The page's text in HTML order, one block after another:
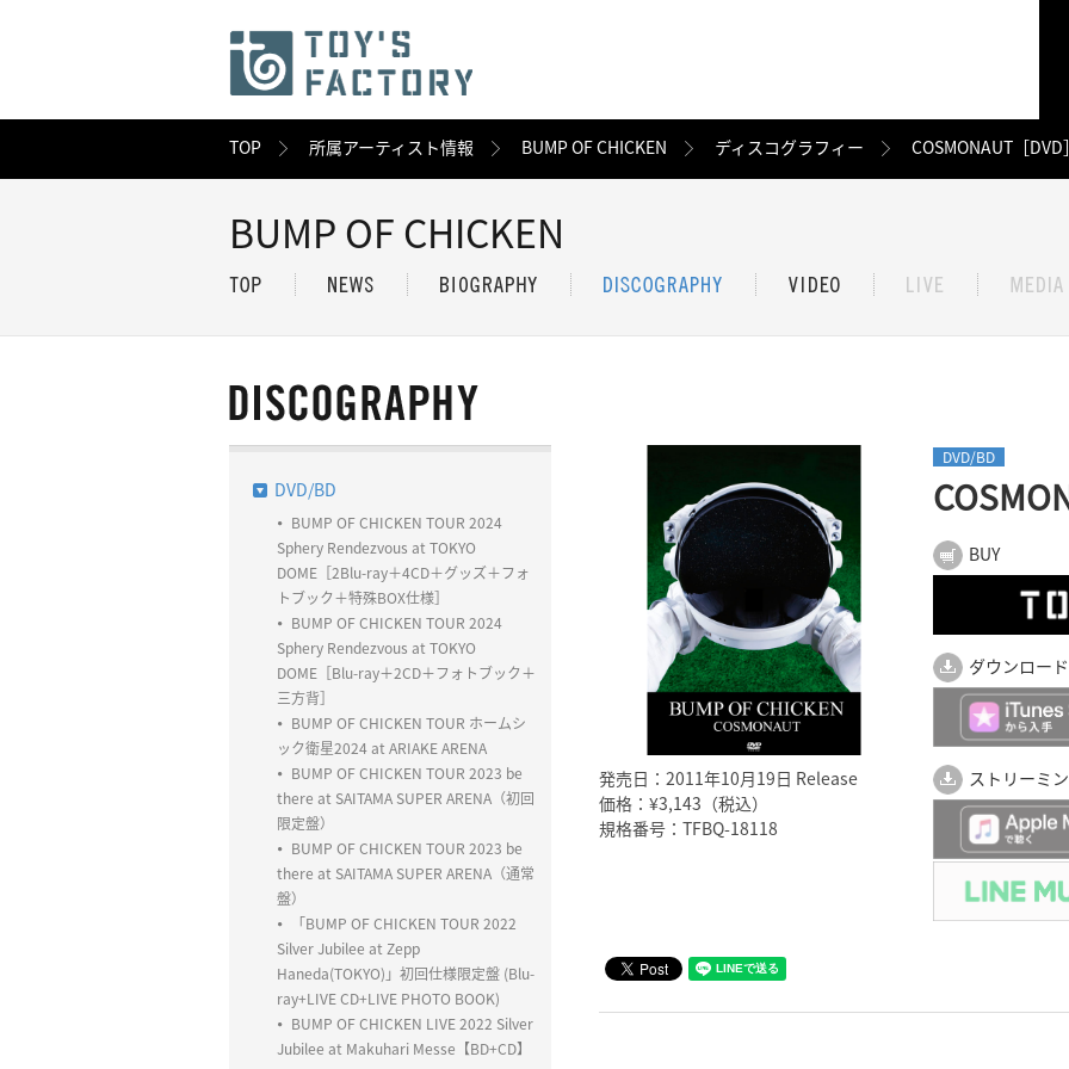
TOP 所属アーティスト情報 BUMP OF CHICKEN ディスコグラフィー COSMONAUT［DVD
BUMP OF CHICKEN
DVD/BD
BUMP OF CHICKEN TOUR 2024
Sphery Rendezvous at TOKYO
DOME［2Blu-ray＋4CD＋グッズ＋フォ
トブック＋特殊BOX仕様］
BUMP OF CHICKEN TOUR 2024
Sphery Rendezvous at TOKYO
DOME［Blu-ray＋2CD＋フォトブック＋
三方背］
BUMP OF CHICKEN TOUR ホームシ
ック衛星2024 at ARIAKE ARENA
BUMP OF CHICKEN TOUR 2023 be
there at SAITAMA SUPER ARENA（初回
限定盤）
BUMP OF CHICKEN TOUR 2023 be
there at SAITAMA SUPER ARENA（通常
盤）
「BUMP OF CHICKEN TOUR 2022
Silver Jubilee at Zepp
Haneda(TOKYO)」初回仕様限定盤 (Blu-
ray+LIVE CD+LIVE PHOTO BOOK)
BUMP OF CHICKEN LIVE 2022 Silver
Jubilee at Makuhari Messe【BD+CD】
発売日：2011年10月19日 Release
価格：¥3,143（税込）
規格番号：TFBQ-18118
DVD/BD
BUY
ダウンロード
ストリーミ